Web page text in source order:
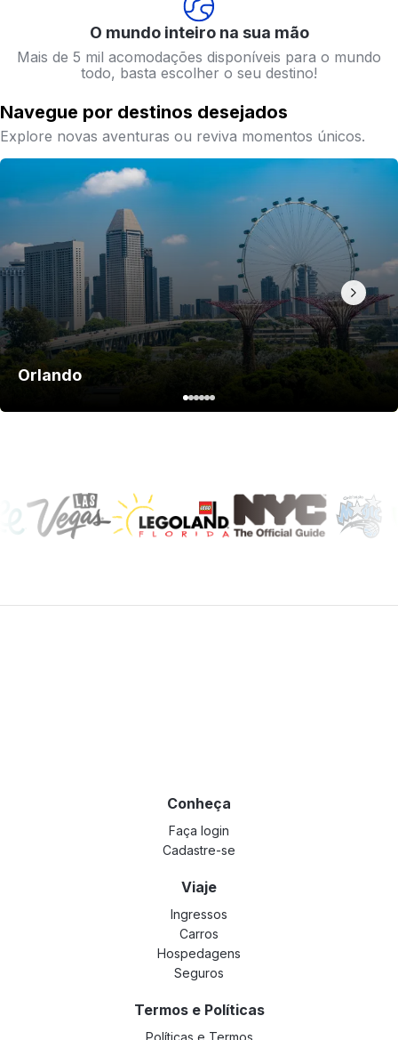
O mundo inteiro na sua mão
Mais de 5 mil acomodações disponíveis para o mundo
todo, basta escolher o seu destino!
Navegue por destinos desejados
Explore novas aventuras ou reviva momentos únicos.
Orlando
Conheça
Faça login
Cadastre-se
Viaje
Ingressos
Carros
Hospedagens
Seguros
Termos e Políticas
Políticas e Termos